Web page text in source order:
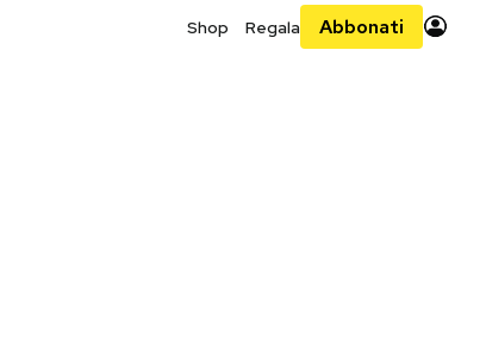
Shop Regala Abbonati